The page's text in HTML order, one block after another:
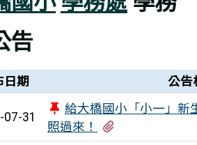
告
表
日期 公告
31
給大橋國小「小一」新
照過來！